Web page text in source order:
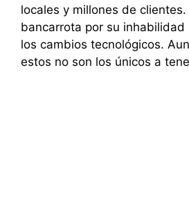
locales y millones de
bancarrota por su inhabilidad
los cambios tecnológicos.
estos no son los únicos a